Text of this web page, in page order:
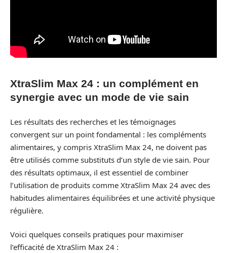
XtraSlim Max 24 : un complément en
synergie avec un mode de vie sain
Les résultats des recherches et les témoignages
convergent sur un point fondamental : les compléments
alimentaires, y compris XtraSlim Max 24, ne doivent pas
être utilisés comme substituts d’un style de vie sain. Pour
des résultats optimaux, il est essentiel de combiner
l’utilisation de produits comme XtraSlim Max 24 avec des
habitudes alimentaires équilibrées et une activité physique
régulière.
Voici quelques conseils pratiques pour maximiser
l’efficacité de XtraSlim Max 24 :